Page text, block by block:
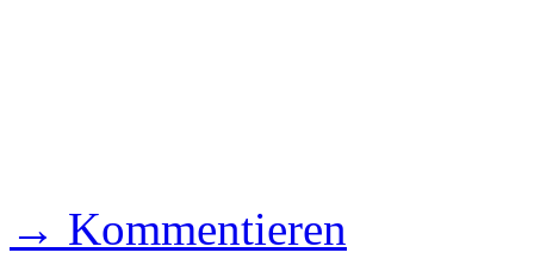
→ Kommentieren